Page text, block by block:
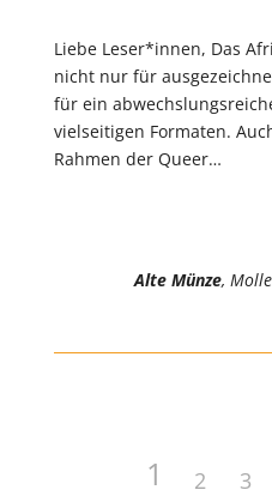
Liebe Leser*innen, Das
nicht nur für
für ein
vielseitigen Formaten.
Rahmen der Queer…
Alte Münze,
1 2 3